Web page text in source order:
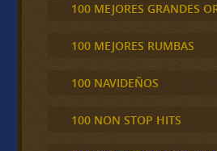
100 MEJORES GRANDES
100 MEJORES RUMBAS
100 NAVIDEÑOS
100 NON STOP HITS